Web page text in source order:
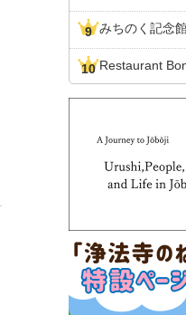
みちのく記念
Restaurant